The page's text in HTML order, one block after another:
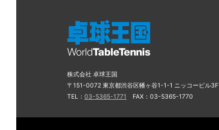
株式会社 卓球王国
〒151-0072 東京都渋谷区幡ヶ谷1-1-1 ニッコービル3F
TEL： 03-5365-1771 FAX：03-5365-1770